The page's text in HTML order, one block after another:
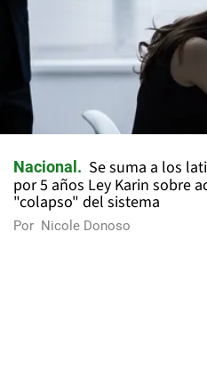
Nacional
Se suma a los
por 5 años Ley Karin sobre
"colapso" del sistema
Por Nicole Donoso